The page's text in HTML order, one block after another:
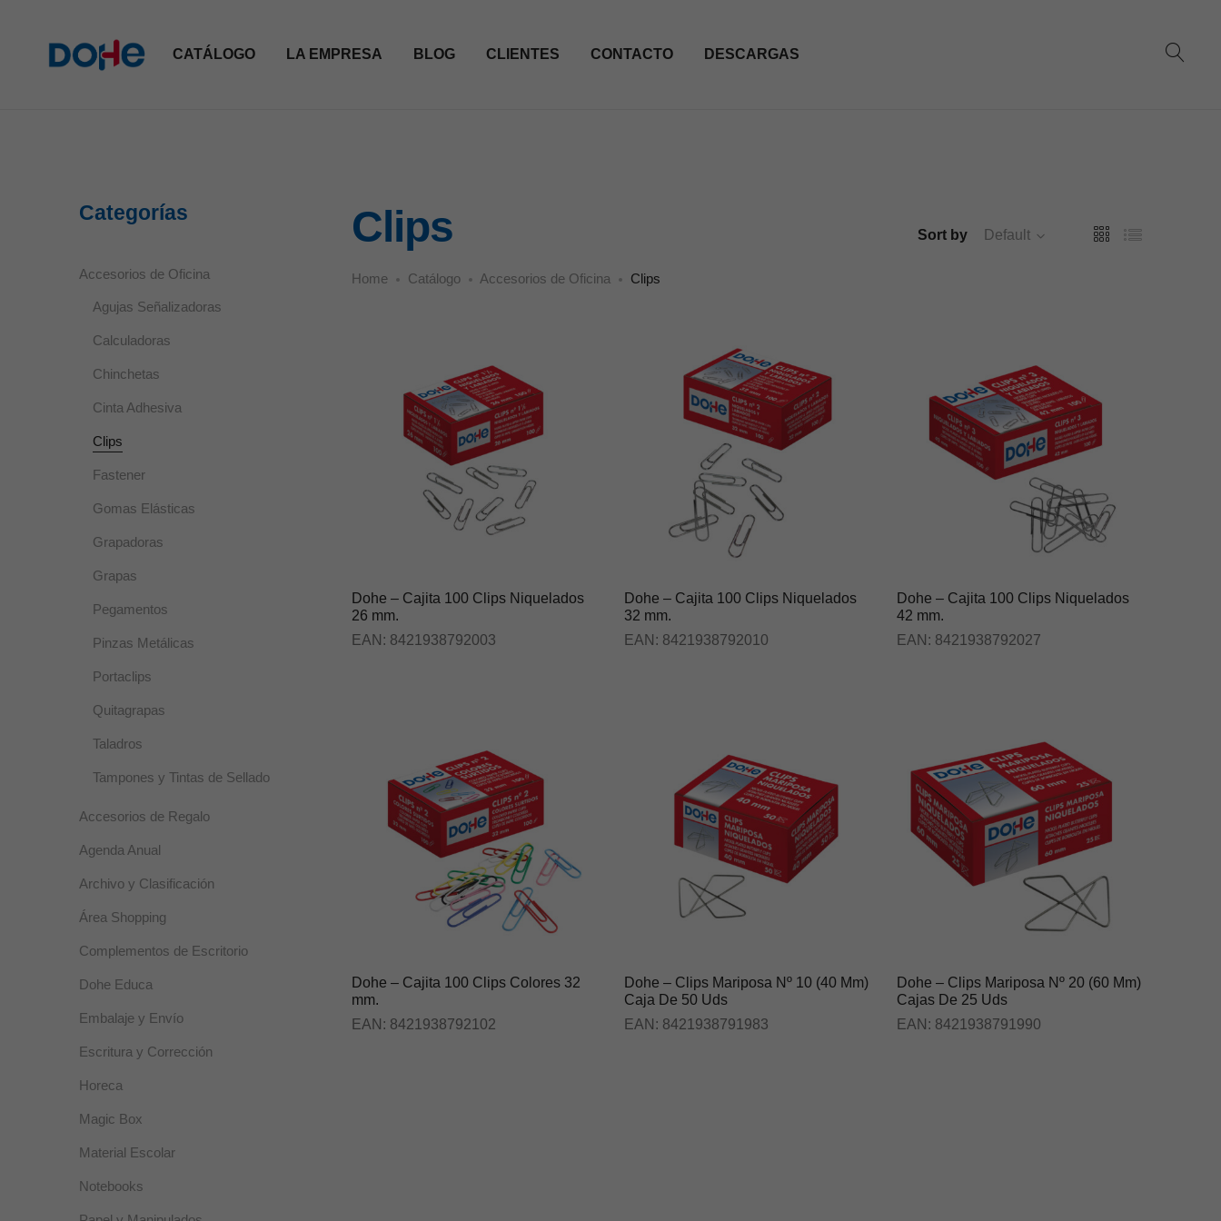
CATÁLOGO LA EMPRESA BLOG CLIENTES CONTACTO DESCARGAS
Clips
Home Catálogo Accesorios de Oficina Clips
Sort by Default
Dohe – Cajita 100 Clips Niquelados
26 mm.
EAN: 8421938792003
Dohe – Cajita 100 Clips Niquelados
32 mm.
EAN: 8421938792010
Dohe – Cajita 100 Clips Niquelados
42 mm.
EAN: 8421938792027
Dohe – Cajita 100 Clips Colores 32
mm.
EAN: 8421938792102
Dohe – Clips Mariposa Nº 10 (40 Mm)
Caja De 50 Uds
EAN: 8421938791983
Dohe – Clips Mariposa Nº 20 (60 Mm)
Cajas De 25 Uds
EAN: 8421938791990
Categorías
Accesorios de Oficina
Agujas Señalizadoras
Calculadoras
Chinchetas
Cinta Adhesiva
Clips
Fastener
Gomas Elásticas
Grapadoras
Grapas
Pegamentos
Pinzas Metálicas
Portaclips
Quitagrapas
Taladros
Tampones y Tintas de Sellado
Accesorios de Regalo
Agenda Anual
Archivo y Clasificación
Área Shopping
Complementos de Escritorio
Dohe Educa
Embalaje y Envío
Escritura y Corrección
Horeca
Magic Box
Material Escolar
Notebooks